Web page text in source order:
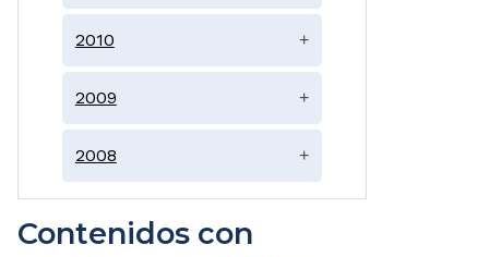
2010 +
2009 +
2008 +
Contenidos con